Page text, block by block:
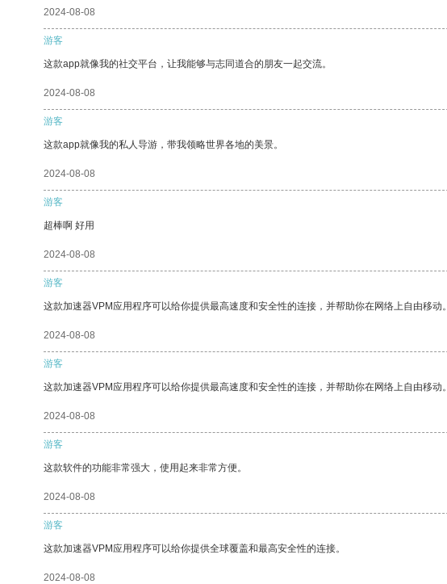
2024-08-08
游客
这款app就像我的社交平台，让我能够与志同道合的朋友一起交流。
2024-08-08
游客
这款app就像我的私人导游，带我领略世界各地的美景。
2024-08-08
游客
超棒啊 好用
2024-08-08
游客
这款加速器VPM应用程序可以给你提供最高速度和安全性的连接，并帮助你在网络上自由移动。
2024-08-08
游客
这款加速器VPM应用程序可以给你提供最高速度和安全性的连接，并帮助你在网络上自由移动。
2024-08-08
游客
这款软件的功能非常强大，使用起来非常方便。
2024-08-08
游客
这款加速器VPM应用程序可以给你提供全球覆盖和最高安全性的连接。
2024-08-08